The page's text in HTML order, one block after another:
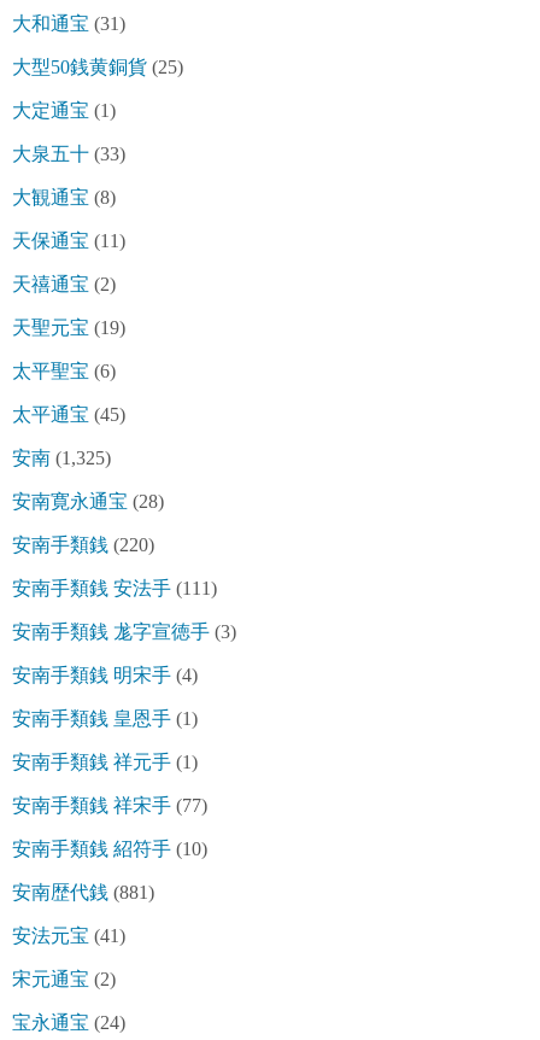
大和通宝 (31)
大型50銭黄銅貨 (25)
大定通宝 (1)
大泉五十 (33)
大観通宝 (8)
天保通宝 (11)
天禧通宝 (2)
天聖元宝 (19)
太平聖宝 (6)
太平通宝 (45)
安南 (1,325)
安南寛永通宝 (28)
安南手類銭 (220)
安南手類銭 安法手 (111)
安南手類銭 尨字宣徳手 (3)
安南手類銭 明宋手 (4)
安南手類銭 皇恩手 (1)
安南手類銭 祥元手 (1)
安南手類銭 祥宋手 (77)
安南手類銭 紹符手 (10)
安南歴代銭 (881)
安法元宝 (41)
宋元通宝 (2)
宝永通宝 (24)